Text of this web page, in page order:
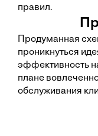
правил.
Продуманная
проникнуться
эффективность
плане
обслуживания